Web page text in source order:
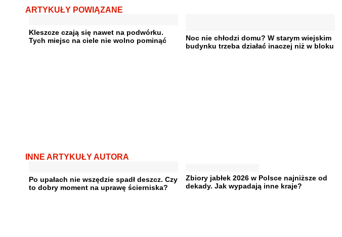
ARTYKUŁY POWIĄZANE
Kleszcze czają się nawet na podwórku.
Tych miejsc na ciele nie wolno pominąć
Noc nie chłodzi domu? W starym wiejskim
budynku trzeba działać inaczej niż w bloku
INNE ARTYKUŁY AUTORA
Po upałach nie wszędzie spadł deszcz. Czy
to dobry moment na uprawę ścierniska?
Zbiory jabłek 2026 w Polsce najniższe od
dekady. Jak wypadają inne kraje?